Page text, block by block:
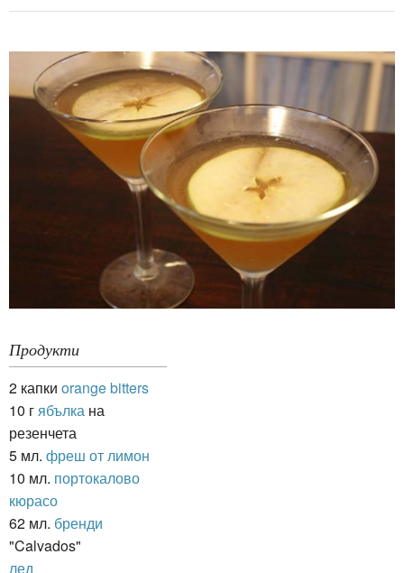
Продукти
2 капки orange bitters
10 г ябълка на
резенчета
5 мл. фреш от лимон
10 мл. портокалово
кюрасо
62 мл. бренди
"Calvados"
лед